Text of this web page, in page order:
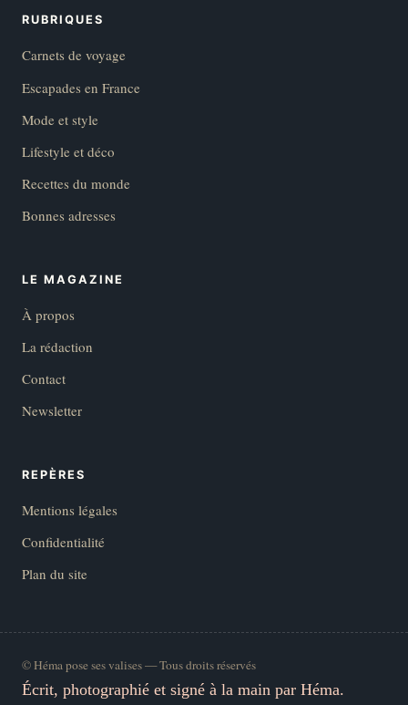
RUBRIQUES
Carnets de voyage
Escapades en France
Mode et style
Lifestyle et déco
Recettes du monde
Bonnes adresses
LE MAGAZINE
À propos
La rédaction
Contact
Newsletter
REPÈRES
Mentions légales
Confidentialité
Plan du site
© Héma pose ses valises — Tous droits réservés
Écrit, photographié et signé à la main par Héma.